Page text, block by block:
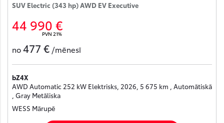
SUV Electric (343 hp) AWD EV Executive
44 990 €
PVN 21%
no477 € /mēnesī
bZ4X
AWD Automatic 252 kW Elektrisks, 2026, 5 675 km , Automātiskā
, Gray Metāliska
WESS Mārupē